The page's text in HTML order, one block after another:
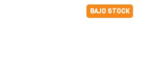
BAJO STOCK